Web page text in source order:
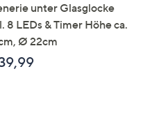
unter Glasglocke
8 LEDs & Timer Höhe ca.
Ø 22cm